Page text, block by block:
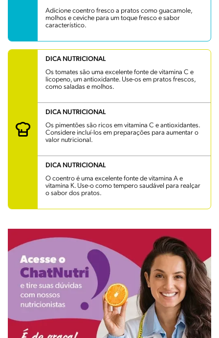
Adicione coentro fresco a pratos como guacamole,
molhos e ceviche para um toque fresco e sabor
característico.
DICA NUTRICIONAL
Os tomates são uma excelente fonte de vitamina C e
licopeno, um antioxidante. Use-os em pratos frescos,
como saladas e molhos.
DICA NUTRICIONAL
Os pimentões são ricos em vitamina C e antioxidantes.
Considere incluí-los em preparações para aumentar o
valor nutricional.
DICA NUTRICIONAL
O coentro é uma excelente fonte de vitamina A e
vitamina K. Use-o como tempero saudável para realçar
o sabor dos pratos.